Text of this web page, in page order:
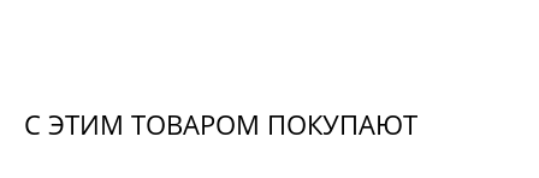
С ЭТИМ ТОВАРОМ ПОКУПАЮТ